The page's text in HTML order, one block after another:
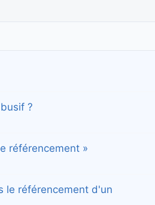
?
référencement »
le référencement d'un